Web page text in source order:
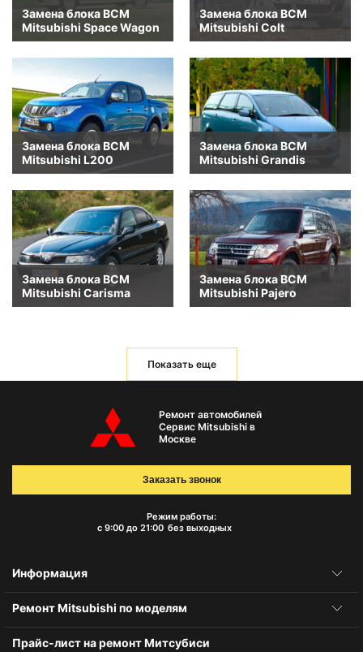
Замена блока BCM
Mitsubishi Space Wagon
Замена блока BCM
Mitsubishi Colt
Замена блока BCM
Mitsubishi L200
Замена блока BCM
Mitsubishi Grandis
Замена блока BCM
Mitsubishi Carisma
Замена блока BCM
Mitsubishi Pajero
Показать еще
Ремонт автомобилей
Сервис Mitsubishi в
Москве
Режим работы:
с 9:00 до 21:00 без выходных
Заказать звонок
Информация
Ремонт Mitsubishi по моделям
Прайс-лист на ремонт Митсубиси